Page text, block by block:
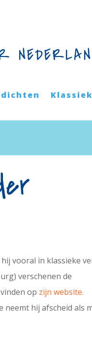
vooral in klassieke
verschenen de
op zijn website.
hij afscheid als